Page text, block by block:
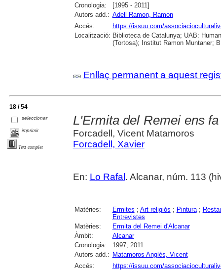
Cronologia:
[1995 - 2011]
Autors add.: Adell Ramon, Ramon
Accés:
https://issuu.com/
Localització: Biblioteca de Catalunya; UAB:
(Tortosa); Institut Ramon Muntaner;
Enllaç permanent a aquest
18 / 54
seleccionar
imprimir
Text complet
L'Ermita del Remei ens
Forcadell, Vicent Matamoros
Forcadell, Xavier
En: Lo Rafal . Alcanar, núm. 113
Matèries: Ermites ; Art religiós ; Pintura;
Entrevistes
Matèries:
Ermita del Remei d'Alcanar
Àmbit:
Alcanar
Cronologia:
1997; 2011
Autors add.: Matamoros Anglès, Vicent
Accés:
https://issuu.com/